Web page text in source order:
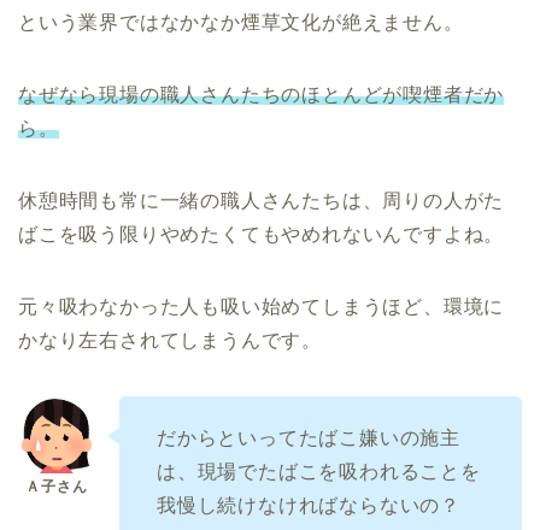
という業界ではなかなか煙草文化が絶えません。
なぜなら現場の職人さんたちのほとんどが喫煙者だか
ら。
休憩時間も常に一緒の職人さんたちは、周りの人がた
ばこを吸う限りやめたくてもやめれないんですよね。
元々吸わなかった人も吸い始めてしまうほど、環境に
かなり左右されてしまうんです。
だからといってたばこ嫌いの施主
は、現場でたばこを吸われることを
我慢し続けなければならないの？